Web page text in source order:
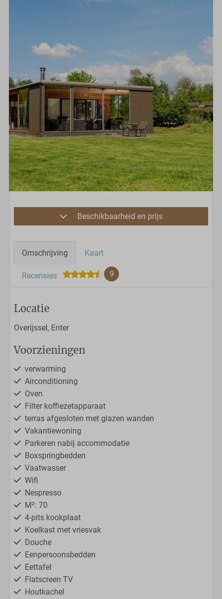
Beschikbaarheid en prijs
Omschrijving Kaart
Recensies 9
Locatie
Overijssel, Enter
Voorzieningen
verwarming
Airconditioning
Oven
Filter koffiezetapparaat
terras afgesloten met glazen wanden
Vakantiewoning
Parkeren nabij accommodatie
Boxspringbedden
Vaatwasser
Wifi
Nespresso
M²: 70
4-pits kookplaat
Koelkast met vriesvak
Douche
Eenpersoonsbedden
Eettafel
Flatscreen TV
Houtkachel